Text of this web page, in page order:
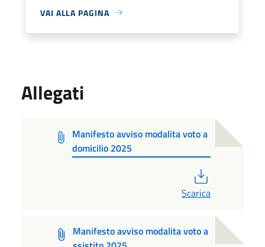
VAI ALLA PAGINA
Allegati
Manifesto avviso modalita voto a
domicilio 2025
Scarica
Manifesto avviso modalita voto a